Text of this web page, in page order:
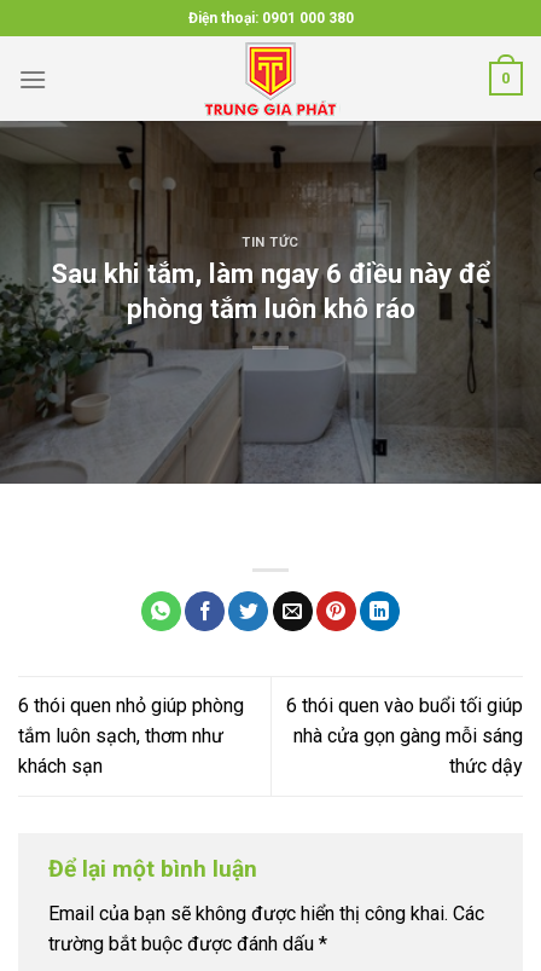
to
content
Điện thoại: 0901 000 380
0
TIN TỨC
Sau khi tắm, làm ngay 6 điều này để
phòng tắm luôn khô ráo
6 thói quen nhỏ giúp phòng
tắm luôn sạch, thơm như
khách sạn
6 thói quen vào buổi tối giúp
nhà cửa gọn gàng mỗi sáng
thức dậy
Để lại một bình luận
Email của bạn sẽ không được hiển thị công khai. Các
trường bắt buộc được đánh dấu *